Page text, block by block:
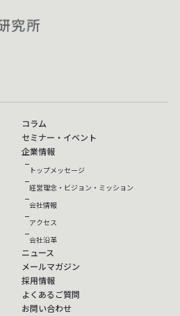
コラム
セミナー・イベント
企業情報
トップメッセージ
経営理念・ビジョン・ミッション
会社情報
アクセス
会社沿革
ニュース
メールマガジン
採用情報
よくあるご質問
お問い合わせ